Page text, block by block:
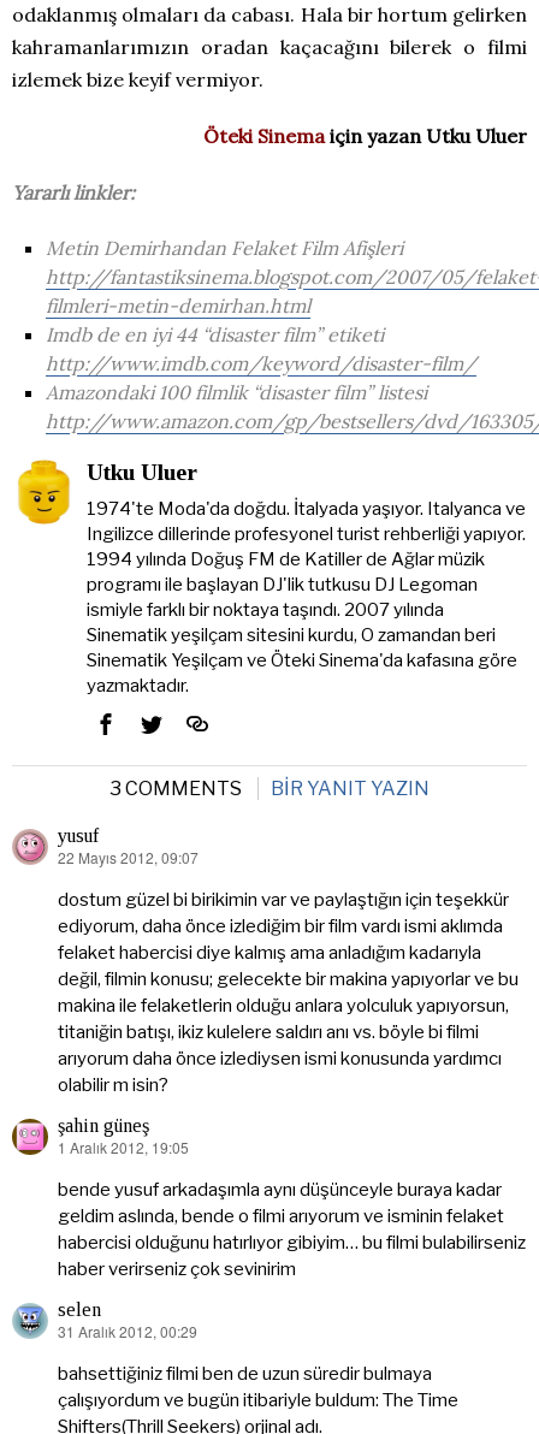
odaklanmış olmaları da cabası. Hala bir hortum gelirken
kahramanlarımızın oradan kaçacağını bilerek o filmi
izlemek bize keyif vermiyor.
Öteki Sinemaiçin yazan Utku Uluer
Yararlı linkler:
Metin Demirhandan Felaket Film Afişleri
http://fantastiksinema.blogspot.com/2007/05/
filmleri-metin-demirhan.html
Imdb de en iyi 44 “disaster film” etiketi
http://www.imdb.com/keyword/disaster-film/
Amazondaki 100 filmlik “disaster film” listesi
http://www.amazon.com/gp/bestsellers/dvd/
Utku Uluer
1974'te Moda'da doğdu. İtalyada yaşıyor. Italyanca ve
Ingilizce dillerinde profesyonel turist rehberliği yapıyor.
1994 yılında Doğuş FM de Katiller de Ağlar müzik
programı ile başlayan DJ'lik tutkusu DJ Legoman
ismiyle farklı bir noktaya taşındı. 2007 yılında
Sinematik yeşilçam sitesini kurdu, O zamandan beri
Sinematik Yeşilçam ve Öteki Sinema'da kafasına göre
yazmaktadır.
3 COMMENTS BIR YANIT YAZIN
yusuf
dedi
22 Mayıs 2012, 09:07
dostum güzel bi birikimin var ve paylaştığın için teşekkür
ediyorum, daha önce izlediğim bir film vardı ismi aklımda
felaket habercisi diye kalmış ama anladığım kadarıyla
değil, filmin konusu; gelecekte bir makina yapıyorlar ve bu
makina ile felaketlerin olduğu anlara yolculuk yapıyorsun,
titaniğin batışı, ikiz kulelere saldırı anı vs. böyle bi filmi
arıyorum daha önce izlediysen ismi konusunda yardımcı
olabilir m isin?
şahin güneş
dedi
1 Aralık 2012, 19:05
bende yusuf arkadaşımla aynı düşünceyle buraya kadar
geldim aslında, bende o filmi arıyorum ve isminin felaket
habercisi olduğunu hatırlıyor gibiyim… bu filmi bulabilirseniz
haber verirseniz çok sevinirim
selen
dedi
31 Aralık 2012, 00:29
bahsettiğiniz filmi ben de uzun süredir bulmaya
çalışıyordum ve bugün itibariyle buldum: The Time
Shifters(Thrill Seekers) orjinal adı.